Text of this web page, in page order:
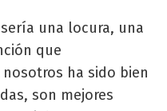
una locura, una
que
ha sido bien
son mejores